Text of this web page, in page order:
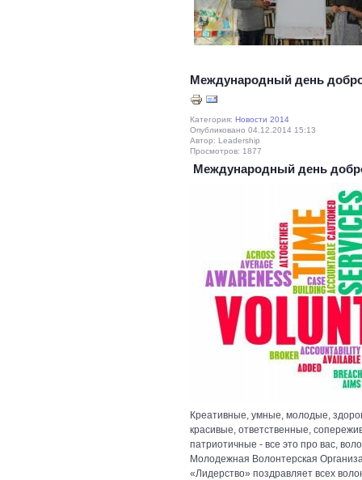
Международный день
Категория: Новости 2014
Опубликовано 04.12.2014 15:13
Автор: Leadership
Просмотров: 1877
Международный день
Креативные, умные, молодые,
красивые, ответственные,
патриотичные - все это про вас,
Молодежная Волонтерская
«Лидерство» поздравляет всех